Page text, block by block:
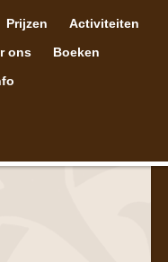
Prijzen
Activiteiten
ons
Boeken